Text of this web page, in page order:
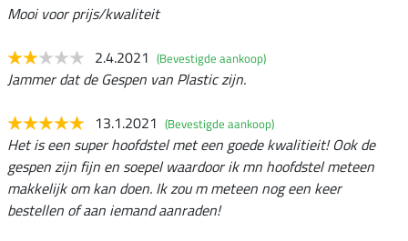
Mooi voor prijs/kwaliteit
2.4.2021 (Bevestigde aankoop)
Jammer dat de Gespen van Plastic zijn.
13.1.2021 (Bevestigde aankoop)
Het is een super hoofdstel met een goede kwalitieit! Ook de
gespen zijn fijn en soepel waardoor ik mn hoofdstel meteen
makkelijk om kan doen. Ik zou m meteen nog een keer
bestellen of aan iemand aanraden!